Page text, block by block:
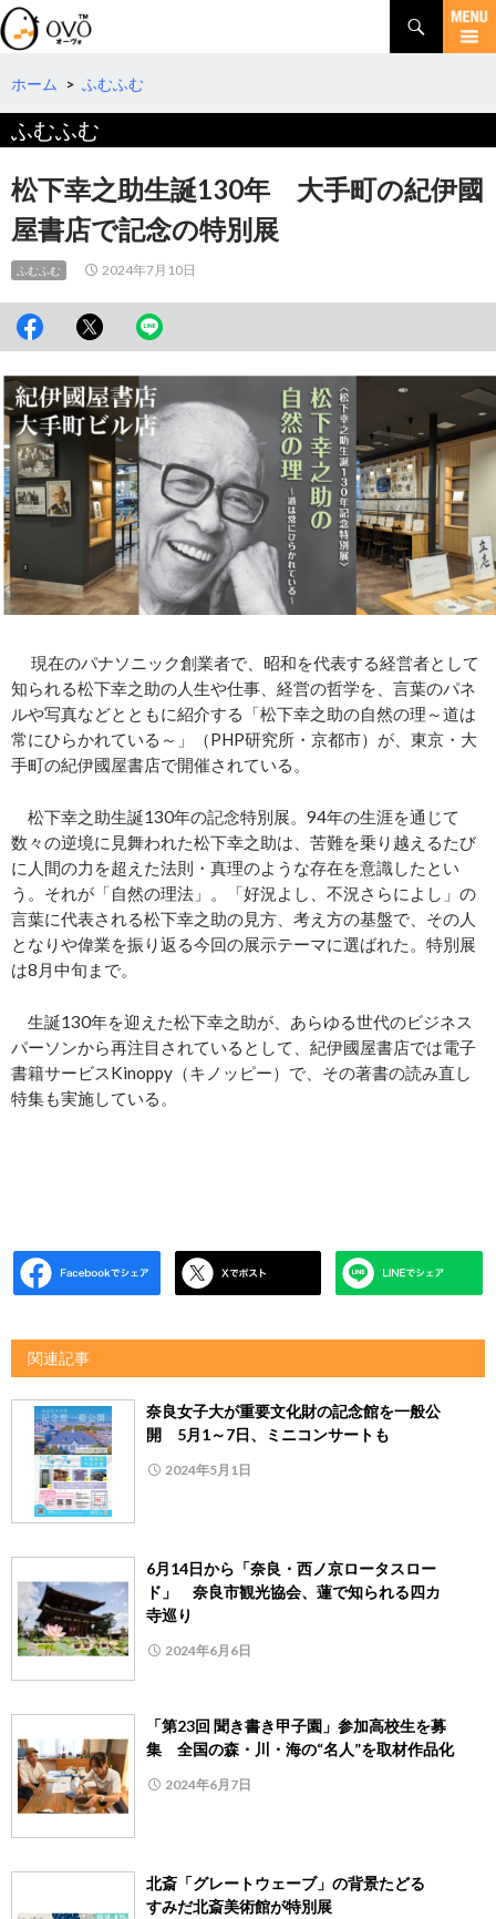
検
索
コ
テ
へ
動
ホーム > ふむふむ
ふむふむ
松下幸之助生誕130年 大手町の紀伊國
屋書店で記念の特別展
ふむふむ 2024年7月10日
現在のパナソニック創業者で、昭和を代表する経営者として
知られる松下幸之助の人生や仕事、経営の哲学を、言葉のパネ
ルや写真などとともに紹介する「松下幸之助の自然の理～道は
常にひらかれている～」（PHP研究所・京都市）が、東京・大
手町の紀伊國屋書店で開催されている。
松下幸之助生誕130年の記念特別展。94年の生涯を通じて
数々の逆境に見舞われた松下幸之助は、苦難を乗り越えるたび
に人間の力を超えた法則・真理のような存在を意識したとい
う。それが「自然の理法」。「好況よし、不況さらによし」の
言葉に代表される松下幸之助の見方、考え方の基盤で、その人
となりや偉業を振り返る今回の展示テーマに選ばれた。特別展
は8月中旬まで。
生誕130年を迎えた松下幸之助が、あらゆる世代のビジネス
パーソンから再注目されているとして、紀伊國屋書店では電子
書籍サービスKinoppy（キノッピー）で、その著書の読み直し
特集も実施している。
関連記事
奈良女子大が重要文化財の記念館を一般公
開 5月1～7日、ミニコンサートも
2024年5月1日
6月14日から「奈良・西ノ京ロータスロー
ド」 奈良市観光協会、蓮で知られる四カ
寺巡り
2024年6月6日
「第23回 聞き書き甲子園」参加高校生を募
集 全国の森・川・海の“名人”を取材作品化
2024年6月7日
北斎「グレートウェーブ」の背景たどる
すみだ北斎美術館が特別展